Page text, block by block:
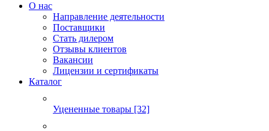
О нас
Направление деятельности
Поставщики
Стать дилером
Отзывы клиентов
Вакансии
Лицензии и сертификаты
Каталог
Уцененные товары [32]